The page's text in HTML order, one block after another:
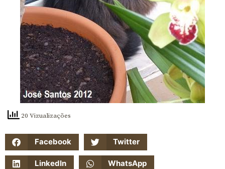
20 Vizualizações
Facebook Twitter
LinkedIn WhatsApp